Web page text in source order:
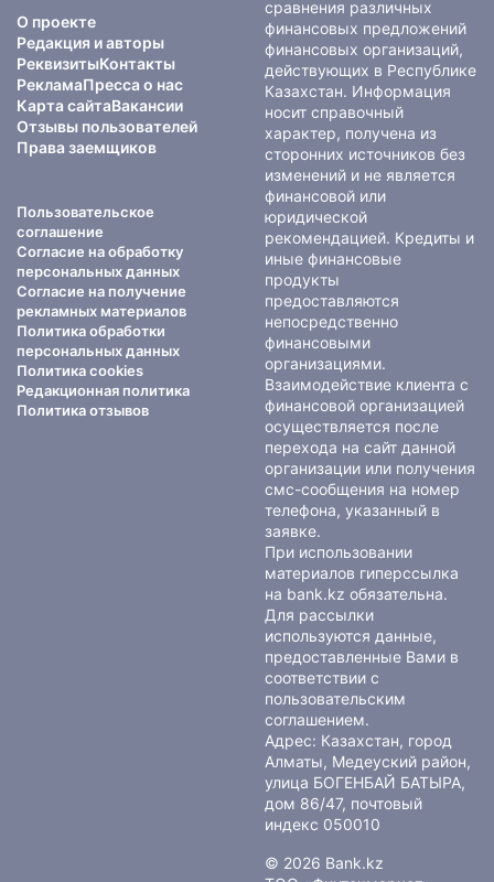
О проекте
Редакция и авторы
РеквизитыКонтакты
РекламаПресса о нас
Карта сайтаВакансии
Отзывы пользователей
Права заемщиков
Пользовательское
соглашение
Согласие на обработку
персональных данных
Согласие на получение
рекламных материалов
Политика обработки
персональных данных
Политика cookies
Редакционная политика
Политика отзывов
сравнения различных
финансовых предложений
финансовых организаций,
действующих в Республике
Казахстан. Информация
носит справочный
характер, получена из
сторонних источников без
изменений и не является
финансовой или
юридической
рекомендацией. Кредиты и
иные финансовые
продукты
предоставляются
непосредственно
финансовыми
организациями.
Взаимодействие клиента с
финансовой организацией
осуществляется после
перехода на сайт данной
организации или получения
смс-сообщения на номер
телефона, указанный в
заявке.
При использовании
материалов гиперссылка
на bank.kz обязательна.
Для рассылки
используются данные,
предоставленные Вами в
соответствии с
пользовательским
соглашением.
Адрес: Казахстан, город
Алматы, Медеуский район,
улица БОГЕНБАЙ БАТЫРА,
дом 86/47, почтовый
индекс 050010
© 2026 Bank.kz